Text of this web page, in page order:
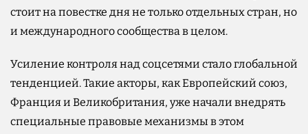
стоит на повестке дня не только отдельных стран, но
и международного сообщества в целом.
Усиление контроля над соцсетями стало глобальной
тенденцией. Такие акторы, как Европейский союз,
Франция и Великобритания, уже начали внедрять
специальные правовые механизмы в этом